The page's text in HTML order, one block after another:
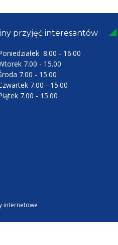
przyjęć interesantów
8.00 - 16.00
7.00 - 15.00
7.00 - 15.00
7.00 - 15.00
7.00 - 15.00
internetowe